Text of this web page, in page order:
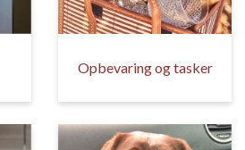
Opbevaring og tasker